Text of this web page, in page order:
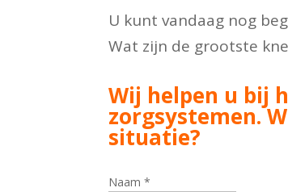
U kunt vandaag nog
Wat zijn de grootste
Wij helpen u bij
zorgsystemen.
situatie?
Naam*